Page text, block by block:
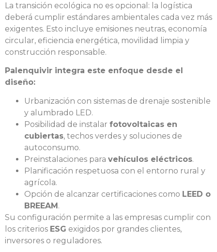
La transición ecológica no es opcional: la logística
deberá cumplir estándares ambientales cada vez más
exigentes. Esto incluye emisiones neutras, economía
circular, eficiencia energética, movilidad limpia y
construcción responsable.
Palenquivir integra este enfoque desde el
diseño:
Urbanización con sistemas de drenaje sostenible
y alumbrado LED.
Posibilidad de instalar fotovoltaicas en
cubiertas, techos verdes y soluciones de
autoconsumo.
Preinstalaciones para vehículos eléctricos.
Planificación respetuosa con el entorno rural y
agrícola.
Opción de alcanzar certificaciones como LEED o
BREEAM.
Su configuración permite a las empresas cumplir con
los criterios ESG exigidos por grandes clientes,
inversores o reguladores.